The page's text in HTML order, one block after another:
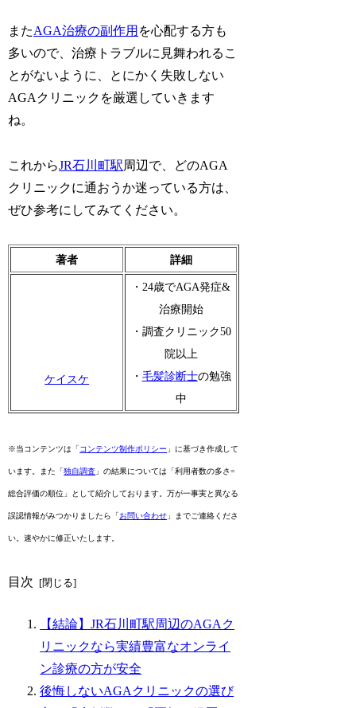
またAGA治療の副作用 を心配する方も
多いので、治療トラブルに見舞われるこ
とがないように、とにかく失敗しない
AGAクリニックを厳選していきます
ね。
これからJR石川町駅周辺で、どのAGA
クリニックに通おうか迷っている方は、
ぜひ参考にしてみてください。
著者 詳細
ケイスケ
・24歳でAGA発症&
治療開始
・調査クリニック50
院以上
・ 毛髪診断士の勉強
中
※当コンテンツは「コンテンツ制作ポリシー 」に基づき作成して
います。また「独自調査 」の結果については「利用者数の多さ=
総合評価の順位」として紹介しております。万が一事実と異なる
誤認情報がみつかりましたら「お問い合わせ 」までご連絡くださ
い。速やかに修正いたします。
目次
【結論】JR石川町駅周辺のAGAク
リニックなら実績豊富なオンライ
ン診療の方が安全
後悔しないAGAクリニックの選び